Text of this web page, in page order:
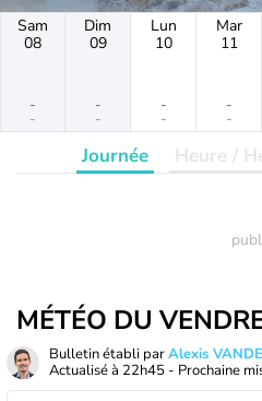
Sam
08
-
-
Dim
09
-
-
Lun
10
-
-
Mar
11
-
-
Journée Heure /
MÉTÉO DU
Bulletin établi parAlexis
Actualisé à 22h45 - Prochaine